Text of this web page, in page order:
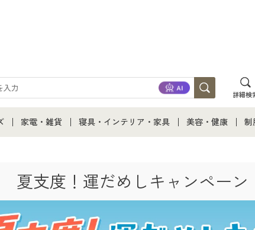
詳細検
ファッション
家電・雑貨
家電
寝具・インテリア・家具
家具・収納
美容・健康
美容・健康・サプ
制
制
夏支度！運だめしキャンペーン